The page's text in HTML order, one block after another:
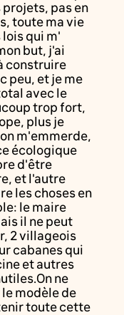
projets, pas en
toute ma vie
qui m'
but, j'ai
construire
peu, et je me
avec le
trop fort,
plus je
m'emmerde,
écologique
d'être
et l'autre
les choses en
le maire
il ne peut
2 villageois
cabanes qui
et autres
ne
modèle de
toute cette